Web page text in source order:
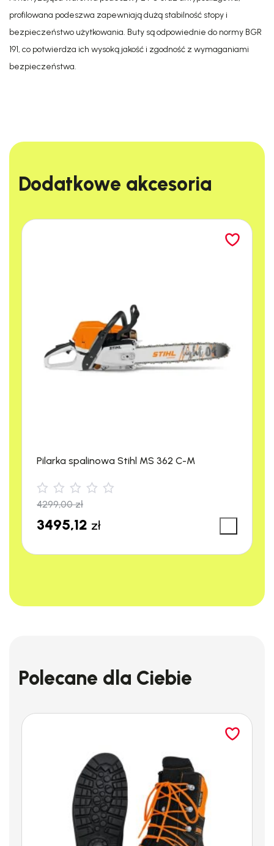
profilowana podeszwa zapewniają dużą stabilność stopy i
bezpieczeństwo użytkowania. Buty są odpowiednie do normy BGR
191, co potwierdza ich wysoką jakość i zgodność z wymaganiami
bezpieczeństwa.
Dodatkowe akcesoria​
Pilarka spalinowa Stihl MS 362 C-M
4299,00zł
3495,12 zł
Polecane dla Ciebie